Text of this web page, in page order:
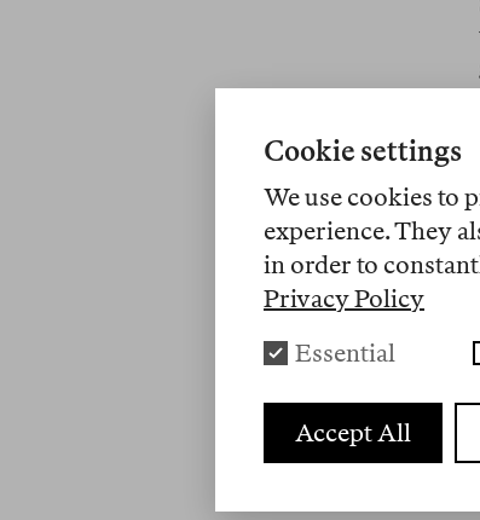
Cookie settings
We use cookies to
experience. They
in order to
Privacy Policy
Essential
Accept All